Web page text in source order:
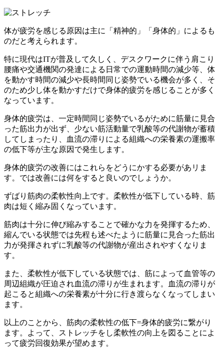
体が疲労を感じる原因は主に「精神的」「身体的」によるも
のだと考えられます。
特に現代はITが普及して久しく、デスクワークに伴う肩こり
腰痛や交通機関の発達による日常での運動時間の減少等、体
を動かす時間の減少や長時間同じ姿勢でいる機会が多く、そ
のため少し体を動かすだけで身体的疲労を感じることが多く
なっています。
身体的疲労は、一定時間同じ姿勢でいるがために筋量に見合
った筋出力が出ず、 少ない筋活動量で乳酸等の代謝物が蓄積
してしまったり、血流の滞りによる組織への栄養素の運搬率
の低下等が主な原因 で発生します。
身体的疲労の改善にはこれらをどうにかする必要があリま
す。では改善には何をすると良いのでしょうか。
ずばり 筋肉の柔軟性向上です。柔軟性が低下している時、筋
肉は短く縮み固くなっています。
筋肉は十分に伸び縮みすることで確かな力を発揮するため、
縮んでいる状態では先程も述べたように筋量に見合った筋出
力が発揮されずに乳酸等の代謝物が産出されやすくなりま
す。
また、柔軟性が低下している状態では、筋によって血管等の
周辺組織が圧迫され血流の滞りが生まれます。血流の滞りが
起こると組織への栄養素が十分に行き渡らなくなってしまい
ます。
以上のことから、筋肉の柔軟性の低下=身体的疲労に繋がり
ます。よって、
ストレッチをし柔軟性の向上を図ることによ
って疲労回復効果が望めます。